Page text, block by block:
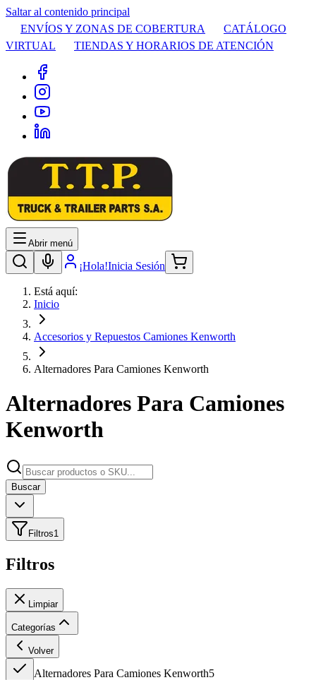
Saltar al contenido principal
ENVÍOS Y ZONAS DE COBERTURA
CATÁLOGO
VIRTUAL
TIENDAS Y HORARIOS DE ATENCIÓN
Abrir menú
¡Hola!Inicia Sesión
Está aquí:
Inicio
Accesorios y Repuestos Camiones Kenworth
Alternadores Para Camiones Kenworth
Alternadores Para Camiones
Kenworth
Buscar
Filtros1
Filtros
Limpiar
Categorías
Volver
Alternadores Para Camiones Kenworth5